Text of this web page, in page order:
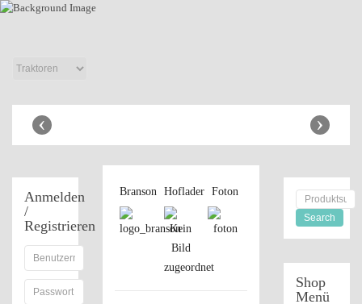
Shop
›
‹
Branson Hoflader Foton
Anmelden
/
Registrieren
Shop
Menü